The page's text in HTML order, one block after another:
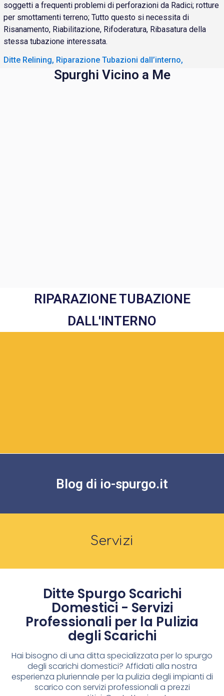
soggetti a frequenti problemi di perforazioni da Radici; rotture
per smottamenti terreno; Tutto questo si necessita di
Risanamento, Riabilitazione, Rifoderatura, Ribasatura della
stessa tubazione interessata.
Ditte Relining, Riparazione Tubazioni dall’interno,
Spurghi Vicino a Me
RIPARAZIONE TUBAZIONE
DALL'INTERNO
Blog di io-spurgo.it
Servizi
Ditte Spurgo Scarichi
Domestici - Servizi
Professionali per la Pulizia
degli Scarichi
Hai bisogno di una ditta specializzata per lo spurgo
degli scarichi domestici? Affidati alla nostra
esperienza pluriennale per la pulizia degli impianti di
scarico con servizi professionali a prezzi